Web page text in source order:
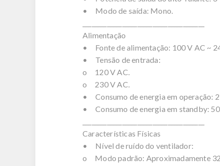
• Modo de saída: Mono.
Alimentação
• Fonte de alimentação: 100 V AC ~
• Tensão de entrada:
o 120 V AC.
o 230 V AC.
• Consumo de energia em operação:
• Consumo de energia em standby:
Características Físicas
• Nível de ruído do ventilador:
o Modo padrão: Aproximadamente